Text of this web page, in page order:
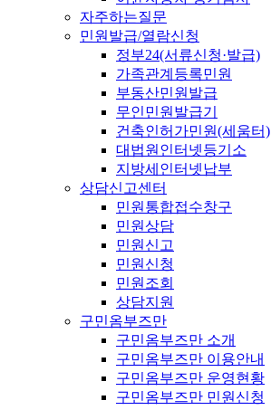
자주하는질문
민원발급/열람신청
정부24(서류신청·발급)
가족관계등록민원
부동산민원발급
무인민원발급기
건축인허가민원(세움터)
대법원인터넷등기소
지방세인터넷납부
상담신고센터
민원통합접수창구
민원상담
민원신고
민원신청
민원조회
상담지원
구민옴부즈만
구민옴부즈만 소개
구민옴부즈만 이용안내
구민옴부즈만 운영현황
구민옴부즈만 민원신청